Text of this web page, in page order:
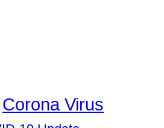
Corona Virus